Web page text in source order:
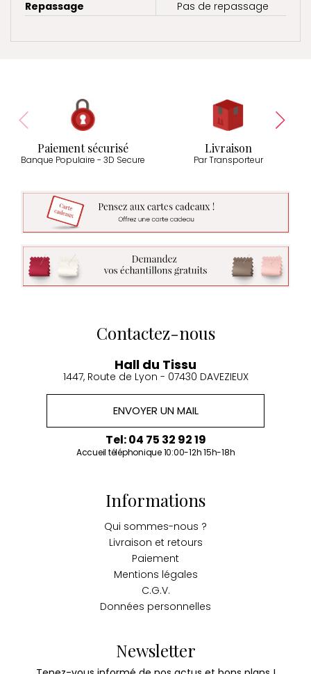
Repassage
Pas de repassage
Paiement sécurisé
Banque Populaire - 3D Secure
Livraison
Par Transporteur
Contactez-nous
Hall du Tissu
1447, Route de Lyon - 07430 DAVEZIEUX
ENVOYER UN MAIL
Tel: 04 75 32 92 19
Accueil téléphonique 10:00-12h 15h-18h
Informations
Qui sommes-nous ?
Livraison et retours
Paiement
Mentions légales
C.G.V.
Données personnelles
Newsletter